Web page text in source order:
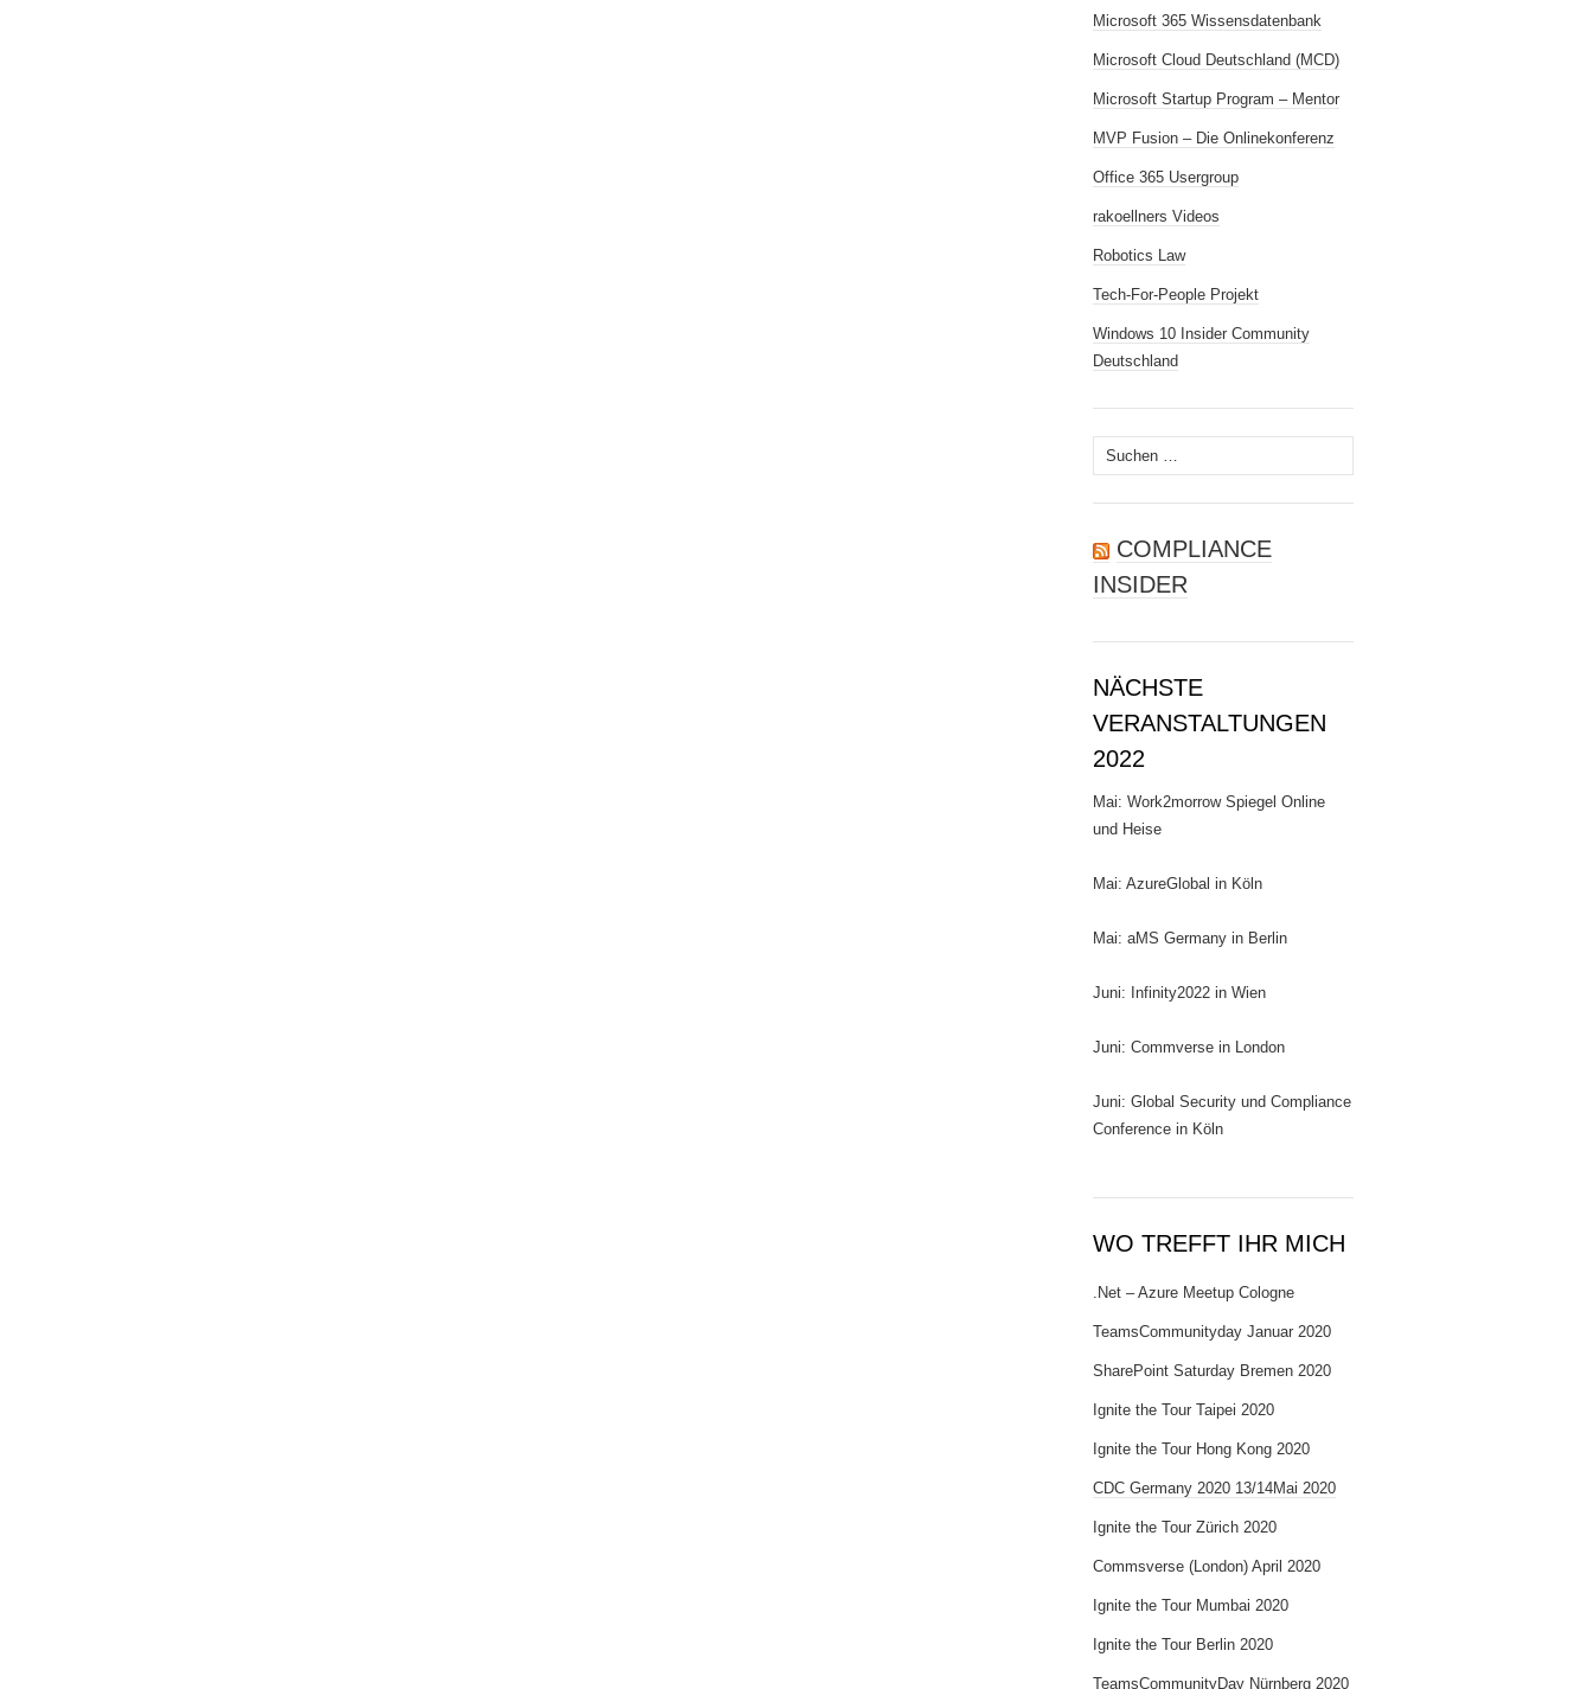
Microsoft 365 Wissensdatenbank
Microsoft Cloud Deutschland (MCD)
Microsoft Startup Program – Mentor
MVP Fusion – Die Onlinekonferenz
Office 365 Usergroup
rakoellners Videos
Robotics Law
Tech-For-People Projekt
Windows 10 Insider Community
Deutschland
Suchen
nach:
COMPLIANCE
INSIDER
NÄCHSTE
VERANSTALTUNGEN
2022
Mai: Work2morrow Spiegel Online
und Heise
Mai: AzureGlobal in Köln
Mai: aMS Germany in Berlin
Juni: Infinity2022 in Wien
Juni: Commverse in London
Juni: Global Security und Compliance
Conference in Köln
WO TREFFT IHR MICH
.Net – Azure Meetup Cologne
TeamsCommunityday Januar 2020
SharePoint Saturday Bremen 2020
Ignite the Tour Taipei 2020
Ignite the Tour Hong Kong 2020
CDC Germany 2020 13/14Mai 2020
Ignite the Tour Zürich 2020
Commsverse (London) April 2020
Ignite the Tour Mumbai 2020
Ignite the Tour Berlin 2020
TeamsCommunityDay Nürnberg 2020